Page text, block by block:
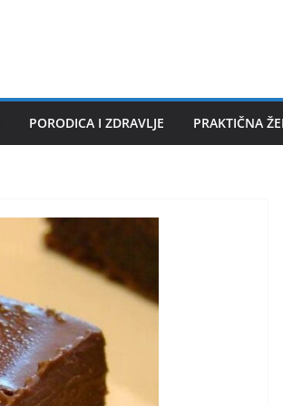
PORODICA I ZDRAVLJE PRAKTIČNA